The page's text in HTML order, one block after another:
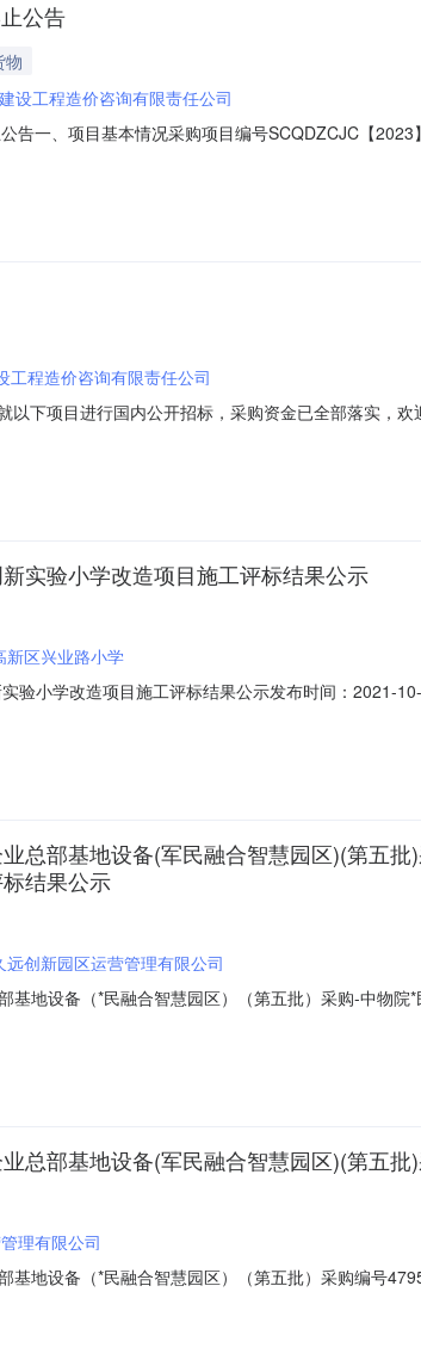
公告
物
设工程造价咨询有限责任公司
告一、项目基本情况采购项目编号SCQDZCJC【
退还报名费。四、对本次招标提出询问，请按以下
工程造价咨询有限责任公司
下项目进行国内公开招标，采购资金已全部落实，
物名称规格型号技术要求计量单位数量交货时间交
实验小学改造项目施工评标结果公示
新区兴业路小学
验小学改造项目施工评标结果公示发布时间：2021-
人联系电话0816-2569360招标代理机构中科经纬工
总部基地设备(军民融合智慧园区)(第五
结果公示
远创新园区运营管理有限公司
基地设备（*民融合智慧园区）（第五批）采购-中物
）项目及标段名称中物院*民融合创新发展平台-*民
总部基地设备(军民融合智慧园区)(第五批
理有限公司
基地设备（*民融合智慧园区）（第五批）采购编号
物院*民融合创新发展平台-*民融合双创及企业总部基